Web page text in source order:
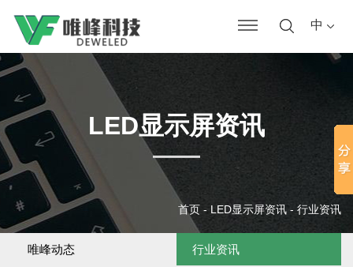
中
LED显示屏资讯
首页 - LED显示屏资讯 - 行业资讯
唯峰动态 行业资讯